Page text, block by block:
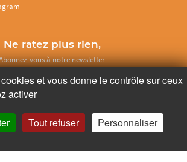
Ne ratez plus rien,
vous à notre newsletter
Je m’inscris
et vous donne le contrôle sur ceux
activer
Tout refuser Personnaliser